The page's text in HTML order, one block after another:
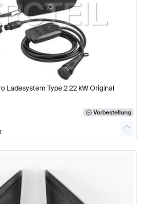
Ladesystem Type 2 22 kW Original
Vorbestellung